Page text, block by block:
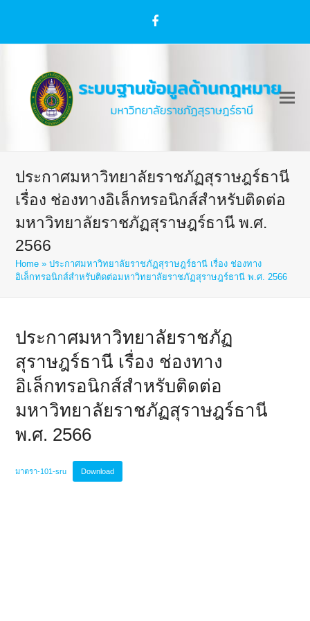
Facebook
ประกาศมหาวิทยาลัยราชภัฏสุราษฎร์ธานี
เรื่อง ช่องทางอิเล็กทรอนิกส์สำหรับติดต่อ
มหาวิทยาลัยราชภัฏสุราษฎร์ธานี พ.ศ.
2566
Home »ประกาศมหาวิทยาลัยราชภัฏสุราษฎร์ธานี เรื่อง ช่องทาง
อิเล็กทรอนิกส์สำหรับติดต่อมหาวิทยาลัยราชภัฏสุราษฎร์ธานี พ.ศ. 2566
ประกาศมหาวิทยาลัยราชภัฏ
สุราษฎร์ธานี เรื่อง ช่องทาง
อิเล็กทรอนิกส์สำหรับติดต่อ
มหาวิทยาลัยราชภัฏสุราษฎร์ธานี
พ.ศ. 2566
มาตรา-101-sru Download